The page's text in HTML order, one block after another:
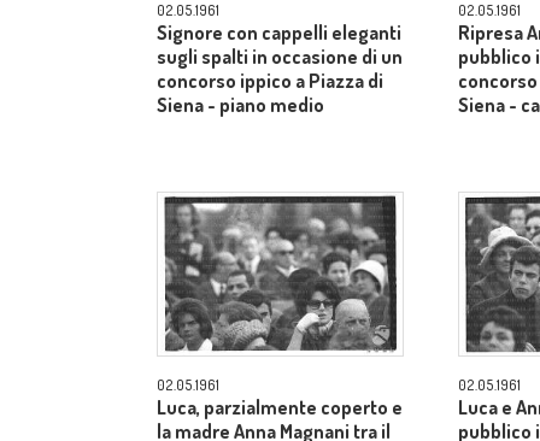
02.05.1961
Signore con cappelli eleganti
sugli spalti in occasione di un
concorso ippico a Piazza di
Siena - piano medio
02.05.1961
Ripresa
pubblico
Siena -
02.05.1961
Luca, parzialmente coperto e
la madre Anna Magnani tra il
02.05.1961
Luca e
pubblico